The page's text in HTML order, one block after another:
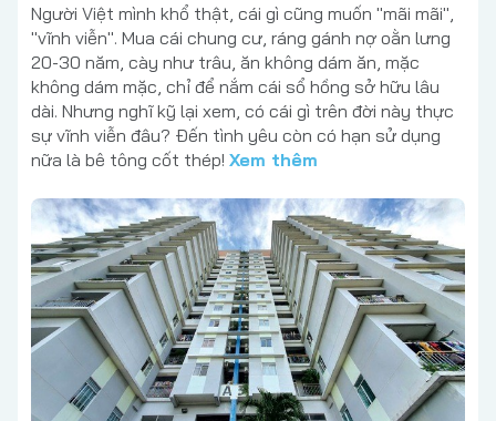
Người Việt mình khổ thật, cái gì cũng muốn "mãi mãi",
"vĩnh viễn". Mua cái chung cư, ráng gánh nợ oằn lưng
20-30 năm, cày như trâu, ăn không dám ăn, mặc
không dám mặc, chỉ để nắm cái sổ hồng sở hữu lâu
dài. Nhưng nghĩ kỹ lại xem, có cái gì trên đời này thực
sự vĩnh viễn đâu? Đến tình yêu còn có hạn sử dụng
nữa là bê tông cốt thép! Xem thêm